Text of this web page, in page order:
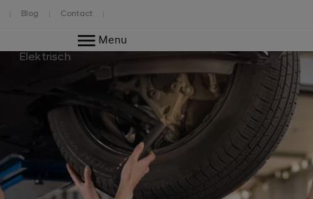
Blog Contact
Elektrisch
Menu